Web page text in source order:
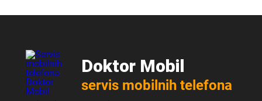
Doktor Mobil
servis mobilnih telefona